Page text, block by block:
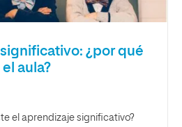
¿por qué
aula?
el aprendizaje significativo?